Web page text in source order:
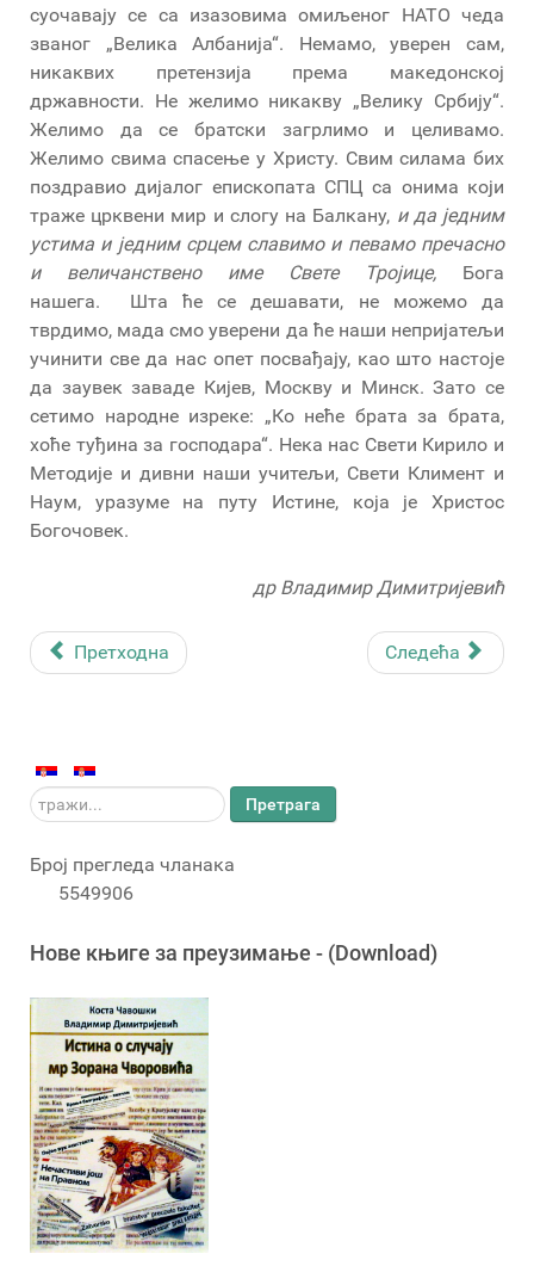
суочавају се са изазовима омиљеног НАТО чеда
званог „Велика Албанија“. Немамо, уверен сам,
никаквих претензија према македонској
државности. Не желимо никакву „Велику Србију“.
Желимо да се братски загрлимо и целивамо.
Желимо свима спасење у Христу. Свим силама бих
поздравио дијалог епископата СПЦ са онима који
траже црквени мир и слогу на Балкану, и да једним
устима и једним срцем славимо и певамо пречасно
и величанствено име Свете Тројице, Бога
нашега. Шта ће се дешавати, не можемо да
тврдимо, мада смо уверени да ће наши непријатељи
учинити све да нас опет посвађају, као што настоје
да заувек заваде Кијев, Москву и Минск. Зато се
сетимо народне изреке: „Ко неће брата за брата,
хоће туђина за господара“. Нека нас Свети Кирило и
Методије и дивни наши учитељи, Свети Климент и
Наум, уразуме на путу Истине, која је Христос
Богочовек.
др Владимир Димитријевић
Претходна Следећа
тражи... Претрага
Број прегледа чланака
5549906
Новe књигe за преузимање - (Download)